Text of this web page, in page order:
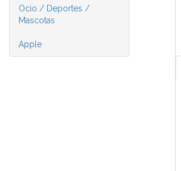
Ocio / Deportes /
Mascotas
Apple